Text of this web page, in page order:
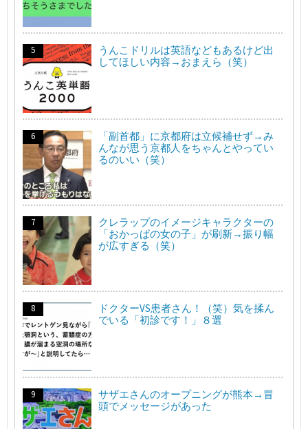
うんこドリルは英語などもあるけど出
してほしい内容→おまえら（笑）
「副首都」に京都府は立候補せず→み
んなが思う京都人をちゃんとやってい
るのいい（笑）
クレラップのイメージキャラクターの
「おかっぱの女の子」が刷新→振り幅
が広すぎる（笑）
ドクターVS患者さん！（笑）気を揉ん
でいる「初診です！」８選
サザエさんのオープニングが熊本→冒
頭でメッセージがあった